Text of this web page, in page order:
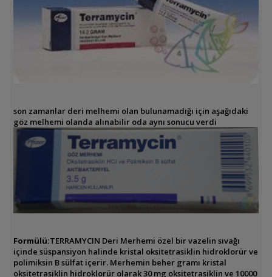
son zamanlar deri melhemi olan bulunamadığı için aşağıdaki
göz melhemi olanda alınabilir oda aynı sonucu verdi
Formülü:TERRAMYCIN Deri Merhemi özel bir vazelin sıvağı
içinde süspansiyon halinde kristal oksitetrasiklin hidroklorür ve
polimiksin B sülfat içerir. Merhemin beher gramı kristal
oksitetrasiklin hidroklorür olarak 30 mg oksitetrasiklin ve 10000